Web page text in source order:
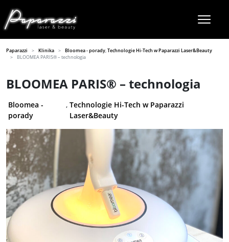
Paparazzi Klinika Bloomea - porady,Technologie Hi-Tech w Paparazzi Laser&Beauty
BLOOMEA PARIS® – technologia
BLOOMEA PARIS® – technologia
Bloomea -
porady
,Technologie Hi-Tech w Paparazzi
Laser&Beauty